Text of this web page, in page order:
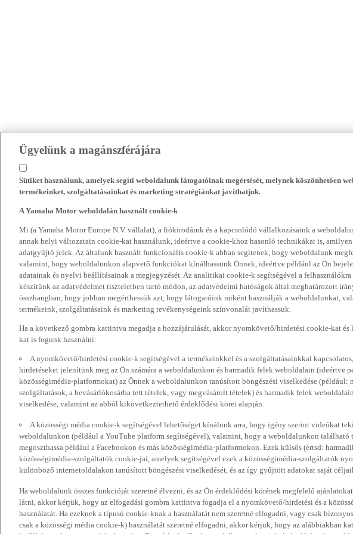
Ügyelünk a magánszférájára
Sütiket használunk, amelyek segíti weboldalunk látogatóinak megértését, melynek köszönhetően
termékeinket, szolgáltatásainkat és marketing stratégiánkat javíthatjuk.
A Yamaha Motor weboldalán használt cookie-k
Mi (a Yamaha Motor Europe N.V. vállalat), a fiókirodáink és a kapcsolódó vállalkozásaink a
annak helyi változatain cookie-kat használunk, ideértve a cookie-khoz hasonló technikákat is, amilyen
adatgyűjtő jelek. Az általunk használt funkcionális cookie-k abban segítenek, hogy weboldalunk
valamint, hogy weboldalunkon alapvető funkciókat kínálhassunk Önnek, ideértve például az Ön
adatainak és nyelvi beállításainak a megjegyzését. Az analitikai cookie-k segítségével a
készítünk az adatvédelmet tiszteletben tartó módon, az adatvédelmi hatóságok által meghatározott
összhangban, hogy jobban megérthessük azt, hogy látogatóink miként használják a weboldalunkat,
termékeink, szolgáltatásaink és marketing tevékenységeink színvonalát javíthassuk.
Ha a következő gombra kattintva megadja a hozzájárulását, akkor nyomkövető/hirdetési cookie-kat és
kat is fogunk használni:
A nyomkövető/hirdetési cookie-k segítségével a termékeinkkel és a szolgáltatásainkkal
hirdetéseket jelenítünk meg az Ön számára a weboldalunkon és harmadik felek weboldalain (ideértve
közösségimédia-platformokat) az Önnek a weboldalunkon tanúsított böngészési viselkedése (például:
szolgáltatások, a bevásárlókosárba tett tételek, vagy megvásárolt tételek) és harmadik felek
viselkedése, valamint az abból kikövetkeztethető érdeklődési körei alapján.
A közösségi média cookie-k segítségével lehetőséget kínálunk arra, hogy igény szerint videókat
weboldalunkon (például a YouTube platform segítségével), valamint, hogy a weboldalunkon található
megoszthassa például a Facebookon és más közösségimédia-platformokon. Ezek külsős (értsd:
közösségimédia-szolgáltatók cookie-jai, amelyek segítségével ezek a közösségimédia-szolgáltatók
különböző internetoldalakon tanúsított böngészési viselkedését, és az így gyűjtött adatokat saját
Ha weboldalunk összes funkcióját szeretné élvezni, és az Ön érdeklődési körének megfelelő
látni, akkor kérjük, hogy az elfogadási gombra kattintva fogadja el a nyomkövető/hirdetési és a
használatát. Ha ezeknek a típusú cookie-knak a használatát nem szeretné elfogadni, vagy csak
csak a közösségi média cookie-k) használatát szeretné elfogadni, akkor kérjük, hogy az alábbiakban